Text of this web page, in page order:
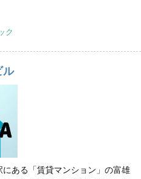
ク
ル
ある「賃貸マンション」の富雄